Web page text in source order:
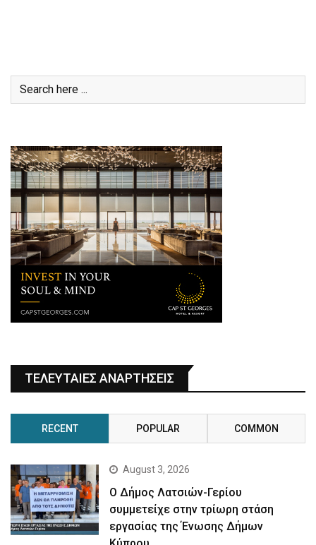
ΤΕΛΕΥΤΑΙΕΣ ΑΝΑΡΤΗΣΕΙΣ
RECENT POPULAR COMMON
August 3, 2026
Ο Δήμος Λατσιών-Γερίου
συμμετείχε στην τρίωρη στάση
εργασίας της Ένωσης Δήμων